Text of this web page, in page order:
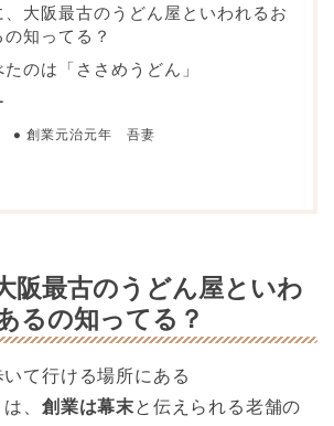
、大阪最古のうどん屋といわれるお
知ってる？
のは「ささめうどん」
創業元治元年 吾妻
阪最古のうどん屋といわ
るの知ってる？
て行ける場所にある
、 創業は幕末と伝えられる老舗の